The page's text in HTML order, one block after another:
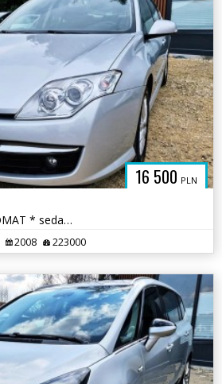
16 500 PLN
2.0T BENZYNA * AUTOMAT * sedan * super * okazja * POLECAMY
2008 223000